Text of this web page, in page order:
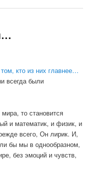
кто из них главнее…
всегда были
то становится
и математик, и физик, и
всего, Он лирик. И,
бы мы в однообразном,
без эмоций и чувств,